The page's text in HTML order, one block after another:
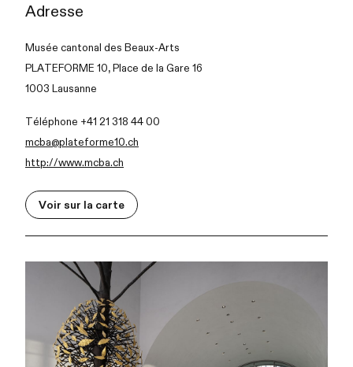
Adresse
Musée cantonal des Beaux-Arts
PLATEFORME 10, Place de la Gare 16
1003 Lausanne
Téléphone +41 21 318 44 00
mcba@plateforme10.ch
http://www.mcba.ch
Voir sur la carte